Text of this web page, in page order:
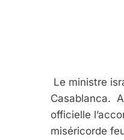
Le ministre
Casablanca.
officielle
miséricorde